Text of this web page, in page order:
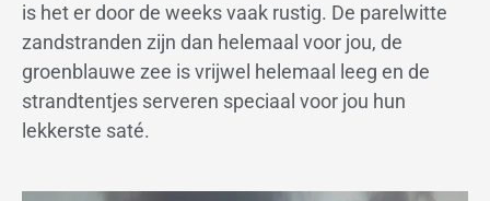
is het er door de weeks vaak rustig. De parelwitte
zandstranden zijn dan helemaal voor jou, de
groenblauwe zee is vrijwel helemaal leeg en de
strandtentjes serveren speciaal voor jou hun
lekkerste saté.